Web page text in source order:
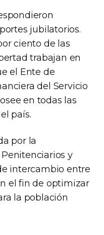
jubilatorios.
ciento de las
trabajan en
el Ente de
del Servicio
en todas las
país.
por la
y
intercambio entre
el fin de optimizar
la población